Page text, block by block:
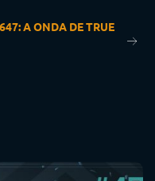
A ONDA DE TRUE